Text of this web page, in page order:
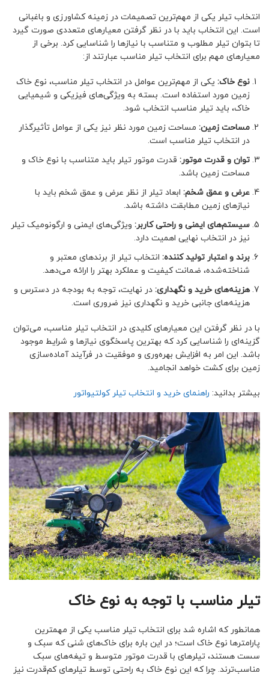
انتخاب تیلر یکی از مهم‌ترین تصمیمات در زمینه کشاورزی و باغبانی
است. این انتخاب باید با در نظر گرفتن معیارهای متعددی صورت گیرد
تا بتوان تیلر مطلوب و متناسب با نیازها را شناسایی کرد. برخی از
معیارهای مهم برای انتخاب تیلر مناسب عبارتند از:
نوع خاک: یکی از مهم‌ترین عوامل در انتخاب تیلر مناسب، نوع خاک
زمین مورد استفاده است. بسته به ویژگی‌های فیزیکی و شیمیایی
خاک، باید تیلر مناسب انتخاب شود.
مساحت زمین: مساحت زمین مورد نظر نیز یکی از عوامل تأثیرگذار
در انتخاب تیلر مناسب است.
توان و قدرت موتور: قدرت موتور تیلر باید متناسب با نوع خاک و
مساحت زمین باشد.
عرض و عمق شخم: ابعاد تیلر از نظر عرض و عمق شخم باید با
نیازهای زمین مطابقت داشته باشد.
سیستم‌های ایمنی و راحتی کاربر: ویژگی‌های ایمنی و ارگونومیک تیلر
نیز در انتخاب نهایی اهمیت دارد.
برند و اعتبار تولید کننده: انتخاب تیلر از برندهای معتبر و
شناخته‌شده، ضمانت کیفیت و عملکرد بهتر را ارائه می‌دهد.
هزینه‌های خرید و نگهداری: در نهایت، توجه به بودجه در دسترس و
هزینه‌های جانبی خرید و نگهداری نیز ضروری است.
با در نظر گرفتن این معیارهای کلیدی در انتخاب تیلر مناسب، می‌توان
گزینه‌ای را شناسایی کرد که بهترین پاسخگوی نیازها و شرایط موجود
باشد. این امر به افزایش بهره‌وری و موفقیت در فرآیند آماده‌سازی
زمین برای کشت خواهد انجامید.
بیشتر بدانید: راهنمای خرید و انتخاب تیلر کولتیواتور
تیلر مناسب با توجه به نوع خاک
همانطور که اشاره شد برای انتخاب تیلر مناسب یکی از مهمترین
پارامترها نوع خاک است؛ در این باره برای خاک‌های شنی که سبک و
سست هستند، تیلرهای با قدرت موتور متوسط و تیغه‌های سبک
مناسب‌ترند. چرا که این نوع خاک به راحتی توسط تیلرهای کم‌قدرت نیز